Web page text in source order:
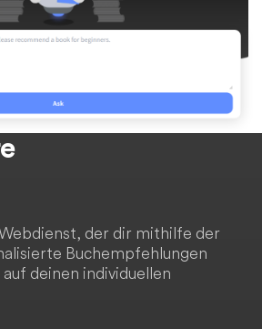
der dir mithilfe der
Buchempfehlungen
deinen individuellen